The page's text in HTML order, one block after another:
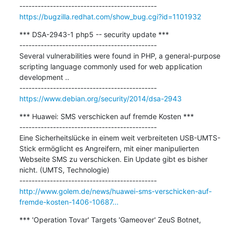
---------------------------------------------
https://bugzilla.redhat.com/show_bug.cgi?id=1101932
*** DSA-2943-1 php5 -- security update ***
---------------------------------------------
Several vulnerabilities were found in PHP, a general-purpose
scripting language commonly used for web application
development ..
---------------------------------------------
https://www.debian.org/security/2014/dsa-2943
*** Huawei: SMS verschicken auf fremde Kosten ***
---------------------------------------------
Eine Sicherheitslücke in einem weit verbreiteten USB-UMTS-
Stick ermöglicht es Angreifern, mit einer manipulierten
Webseite SMS zu verschicken. Ein Update gibt es bisher
nicht. (UMTS, Technologie)
---------------------------------------------
http://www.golem.de/news/huawei-sms-verschicken-auf-
fremde-kosten-1406-10687...
*** 'Operation Tovar' Targets 'Gameover' ZeuS Botnet,